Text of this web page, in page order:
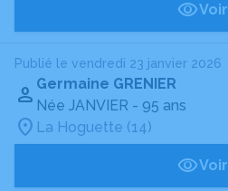
Voir
Publié le vendredi 23 janvier 2026
Germaine GRENIER
Née JANVIER - 95 ans
La Hoguette (14)
Voir